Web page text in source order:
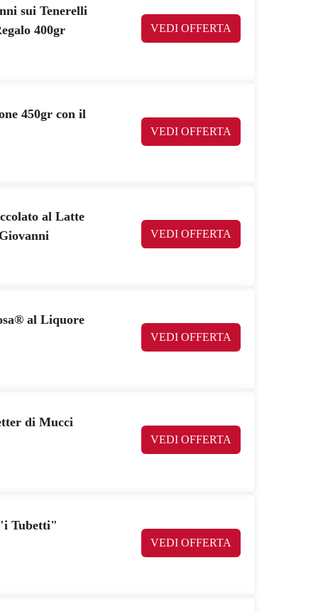
sui Tenerelli
400gr
VEDI OFFERTA
450gr con il
VEDI OFFERTA
al Latte
VEDI OFFERTA
al Liquore
VEDI OFFERTA
di Mucci
VEDI OFFERTA
Tubetti"
VEDI OFFERTA